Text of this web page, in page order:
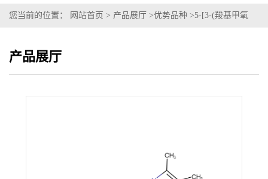
您当前的位置： 网站首页 > 产品展厅 >优势品种 >5-[3-(羧基甲氧
产品展厅